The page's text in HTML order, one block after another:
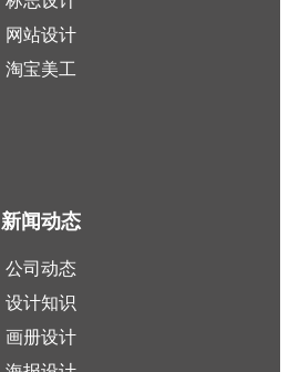
网站设计
淘宝美工
新闻动态
公司动态
设计知识
画册设计